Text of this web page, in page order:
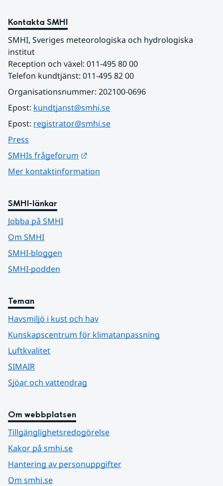
Kontakta SMHI
SMHI, Sveriges meteorologiska och hydrologiska
institut
Reception och växel: 011-495 80 00
Telefon kundtjänst: 011-495 82 00
Organisationsnummer: 202100-0696
Epost: kundtjanst@smhi.se
Epost: registrator@smhi.se
Press
SMHIs frågeforum
Mer kontaktinformation
SMHI-länkar
Jobba på SMHI
Om SMHI
SMHI-bloggen
SMHI-podden
Teman
Havsmiljö i kust och hav
Kunskapscentrum för klimatanpassning
Luftkvalitet
SIMAIR
Sjöar och vattendrag
Om webbplatsen
Tillgänglighetsredogörelse
Kakor på smhi.se
Hantering av personuppgifter
Om smhi.se